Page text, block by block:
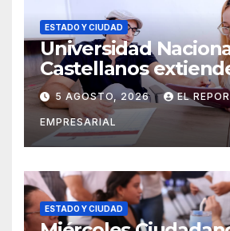
ESTADO Y CIUDAD
Universidad
Castellanos
convocatoria de
de agosto
5 AGOSTO, 2026 EL
EMPRESARIAL
ESTADO Y CIUDAD